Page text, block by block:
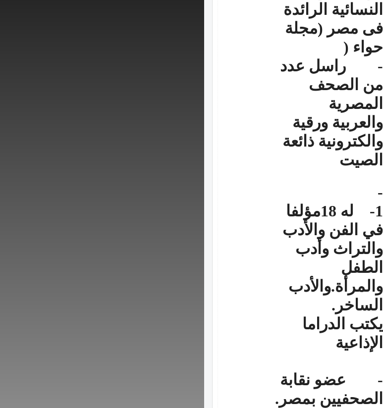
النسائية الرائدة
فى مصر (مجلة
حواء (
- راسل عدد
من الصحف
المصرية
والعربية ورقية
والكترونية ذائعة
الصيت
-
1- له 18مؤلفا
في الفن والأدب
والتراث وأدب
الطفل
والمرأة.والأدب
الساخر.
يكتب الدراما
الإذاعية
- عضو نقابة
الصحفيين بمصر.